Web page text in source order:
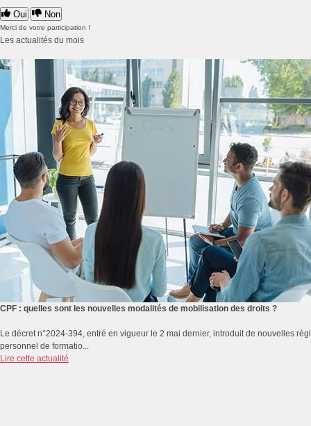
Oui Non
Merci de votre participation !
Les actualités du mois
CPF : quelles sont les nouvelles modalités de mobilisation des droits ?
Le décret n°2024-394, entré en vigueur le 2 mai dernier, introduit de nouvelles
personnel de formatio...
Lire cette actualité